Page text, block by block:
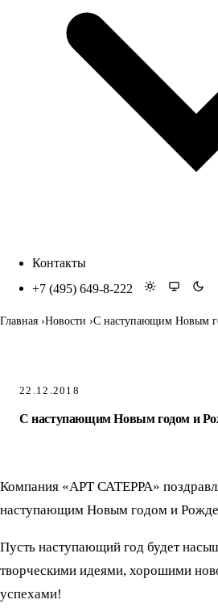
Контакты
+7 (495) 649-8-222
Главная Новости С наступающим Новым
22.12.2018
С наступающим Новым годом и
Компания «АРТ САТЕРРА»
наступающим Новым годом и
Пусть наступающий год будет
творческими идеями, хорошими
успехами!